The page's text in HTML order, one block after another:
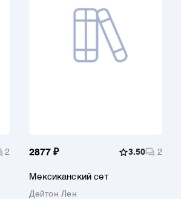
2 2877 ₽ 3.50 2
Мексиканский сет
Дейтон Лен